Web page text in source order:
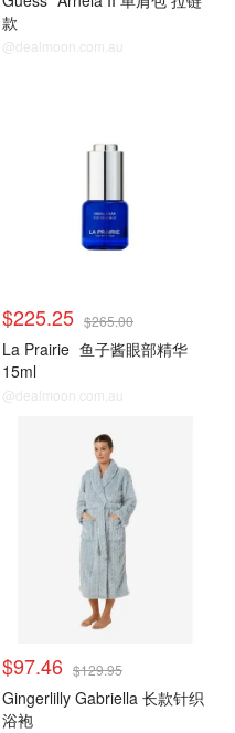
款
@dealmoon.com.au
$225.25 $265.00
La Prairie 鱼子酱眼部精华
15ml
@dealmoon.com.au
$97.46 $129.95
Gingerlilly Gabriella 长款针织
浴袍